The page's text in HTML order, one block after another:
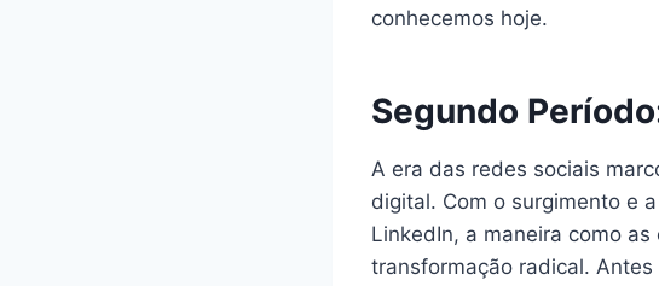
conhecemos hoje.
Segundo
A era das redes sociais
digital. Com o surgimento e
LinkedIn, a maneira como
transformação radical.